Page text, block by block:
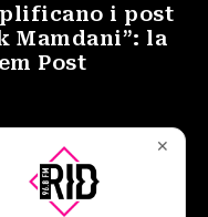
i post
Mamdani”: la
Post
✕